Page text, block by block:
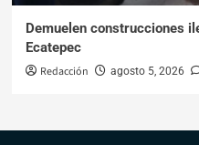
Demuelen construcciones
Ecatepec
Redacción agosto 5, 2026